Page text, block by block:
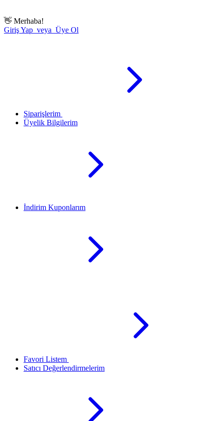
👋 Merhaba!
Giriş Yap veya Üye Ol
Siparişlerim
Üyelik Bilgilerim
İndirim Kuponlarım
Favori Listem
Satıcı Değerlendirmelerim